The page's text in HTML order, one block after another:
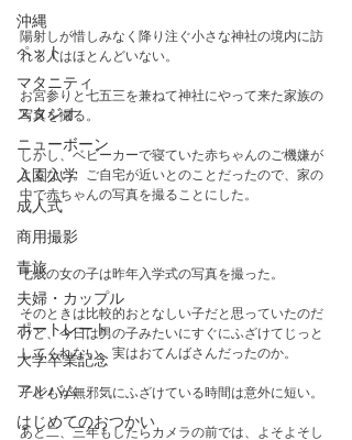
沖縄
ペット
マタニティ
スタジオ
ニューボーン
入園入学
成人式
商用撮影
青旅
夫婦・カップル
ポートレート
大学卒業記念
アルバム
はじめてのおつかい
陽射しが惜しみなく降り注ぐ小さな神社の境内に訪
れる人はほとんどいない。
お宮参りと七五三を兼ねて神社にやって来た家族の
写真を撮る。
しかし、ベビーカーで寝ていた赤ちゃんのご機嫌が
よくない。ご自宅が近いとのことだったので、家の
中で赤ちゃんの写真を撮ることにした。
七歳の女の子は昨年入学式の写真を撮った。
そのときは比較的おとなしい子だと思っていたのだ
けど、今日は男の子みたいにすぐにふざけてじっと
してくれない。実はおてんばさんだったのか。
子どもが無邪気にふざけている時間は意外に短い。
あと二、三年もしたらカメラの前では、よそよそし